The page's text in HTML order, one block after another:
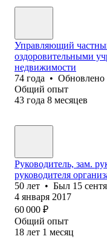
Управляющий
оздоровительными
недвижимости
74 года • Обновлено
Общий опыт
43 года 8 месяцев
Руководитель, зам.
руководителя
50 лет • Был 15
4 января 2017
60 000 ₽
Общий опыт
18 лет 1 месяц